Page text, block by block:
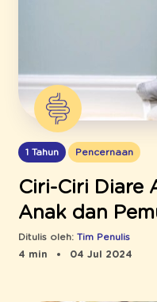
1 Tahun Pencernaan
Ciri-Ciri Diare
Anak dan
Ditulis oleh: Tim Penulis
4 min
04 Jul 2024